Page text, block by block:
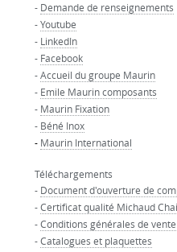
- Demande de renseignements
-Youtube
- LinkedIn
- Facebook
-Accueil du groupe Maurin
- Emile Maurin composants
- Maurin Fixation
- Béné Inox
- Maurin International
Téléchargements
- Document d'ouverture de
-Certificat qualité Michaud
-Conditions générales de vente
-Catalogues et plaquettes